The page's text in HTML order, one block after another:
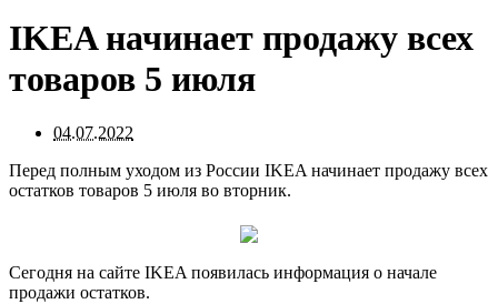
IKEA начинает продажу всех
товаров 5 июля
04.07.2022
Перед полным уходом из России IKEA начинает продажу всех
остатков товаров 5 июля во вторник.
Сегодня на сайте IKEA появилась информация о начале
продажи остатков.